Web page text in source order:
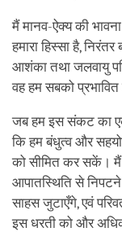
मैं मानव-ऐक्य की
हमारा हिस्सा है,
आशंका तथा जलवायु
वह हम सबको
जब हम इस संकट का
कि हम बंधुत्व और
को सीमित कर सकें। मैं
आपातस्थिति से
साहस जुटाएँगे, एवं
इस धरती को और